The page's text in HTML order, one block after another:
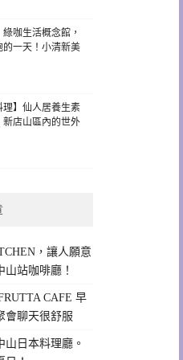
咖生活概念館，
的一天！小清新美
理】仙人居養生素
新店山區內的世外
，讓人願意
站咖啡廳！
CAFE 早
會聊天很舒服
日本料理廳。